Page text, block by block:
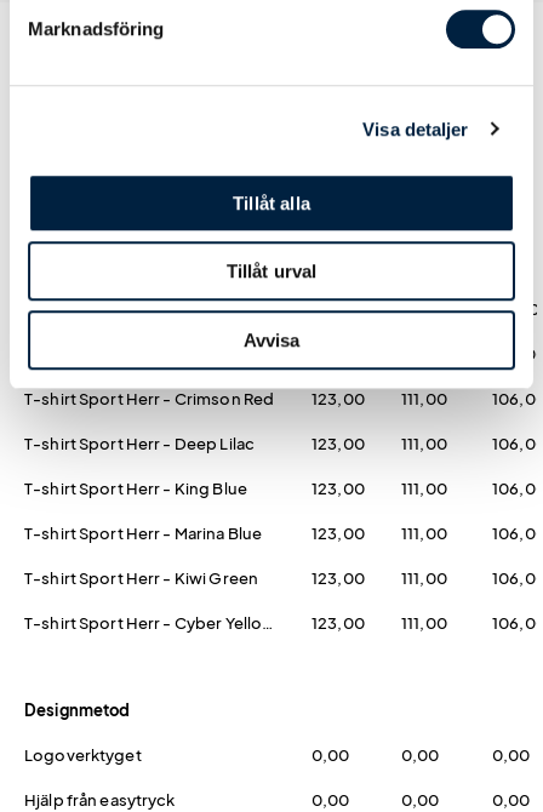
Marknadsföring
Visa detaljer
Tillåt alla
Tillåt urval
Avvisa
T-shirt Sport Herr - White 114,00 103,00 98,00
T-shirt Sport Herr - Black Opal
T-shirt Sport Herr - Crimson Red 123,00 111,00
T-shirt Sport Herr - Deep Lilac 123,00 111,00
T-shirt Sport Herr - King Blue 123,00 111,00
T-shirt Sport Herr - Marina Blue 123,00 111,00
T-shirt Sport Herr - Kiwi Green 123,00 111,00
T-shirt Sport Herr - Cyber Yellow 123,00 111,00
Designmetod
Logoverktyget 0,00 0,00 0,00
Hjälp från easytryck 0,00 0,00 0,00